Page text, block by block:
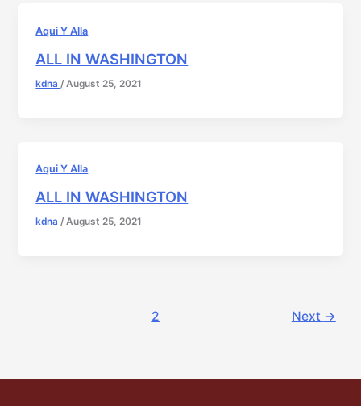
Aqui Y Alla
ALL IN WASHINGTON
kdna /August 25, 2021
Aqui Y Alla
ALL IN WASHINGTON
kdna/August 25, 2021
2 Next →